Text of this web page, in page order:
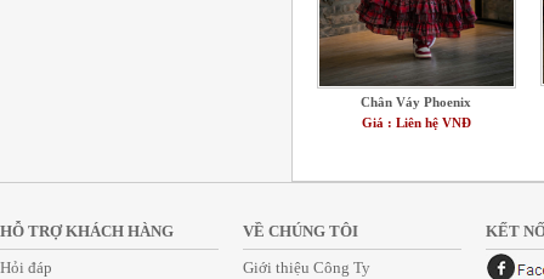
Chân Váy Phoenix
Giá : Liên hệ VNĐ
HỖ TRỢ KHÁCH HÀNG
Hỏi đáp
VỀ CHÚNG TÔI
Giới thiệu Công Ty
KẾT